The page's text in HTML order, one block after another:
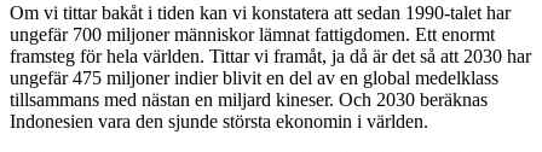
Om vi tittar bakåt i tiden kan vi konstatera att sedan 1990-talet har
ungefär 700 miljoner människor lämnat fattigdomen. Ett enormt
framsteg för hela världen. Tittar vi framåt, ja då är det så att 2030 har
ungefär 475 miljoner indier blivit en del av en global medelklass
tillsammans med nästan en miljard kineser. Och 2030 beräknas
Indonesien vara den sjunde största ekonomin i världen.